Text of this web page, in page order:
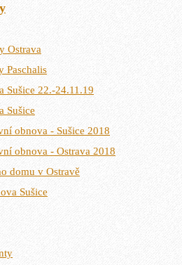
Ostrava
Paschalis
Sušice 22.-24.11.19
Sušice
obnova - Sušice 2018
obnova - Ostrava 2018
domu v Ostravě
Sušice